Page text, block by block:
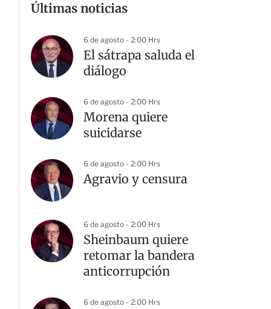
Últimas noticias
6 de agosto - 2:00 Hrs
El sátrapa saluda el
diálogo
6 de agosto - 2:00 Hrs
Morena quiere
suicidarse
6 de agosto - 2:00 Hrs
Agravio y censura
6 de agosto - 2:00 Hrs
Sheinbaum quiere
retomar la bandera
anticorrupción
6 de agosto - 2:00 Hrs